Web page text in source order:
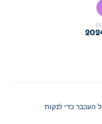
כמו רקטת חלל,
יתרה מכך, אם אתה
להגביר זמנית את
לנקות את המשטחים!
העכבר כדי לנקות